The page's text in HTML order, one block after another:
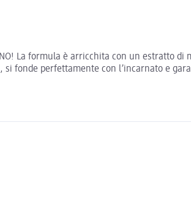
La formula è arricchita con un
fonde perfettamente con l’incarnato e